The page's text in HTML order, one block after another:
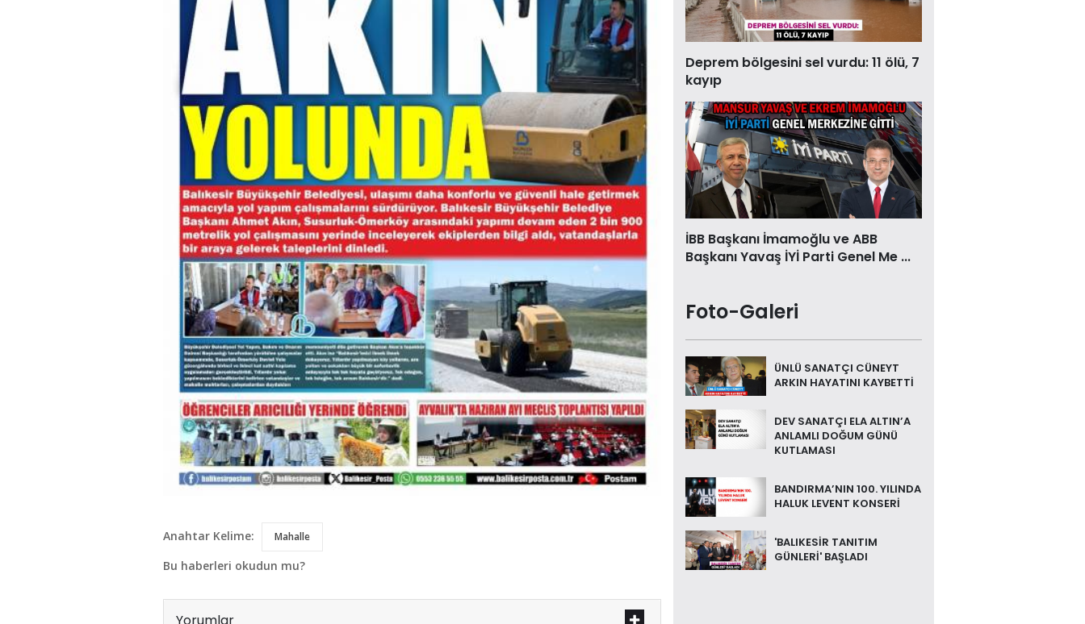
Anahtar Kelime: Mahalle
Bu haberleri okudun mu?
Yorumlar
Deprem bölgesini sel vurdu: 11 ölü, 7
kayıp
İBB Başkanı İmamoğlu ve ABB
Başkanı Yavaş İYİ Parti Genel Me ...
Foto-Galeri
ÜNLÜ SANATÇI CÜNEYT
ARKIN HAYATINI KAYBETTİ
DEV SANATÇI ELA ALTIN’A
ANLAMLI DOĞUM GÜNÜ
KUTLAMASI
BANDIRMA’NIN 100. YILINDA
HALUK LEVENT KONSERİ
'BALIKESİR TANITIM
GÜNLERİ' BAŞLADI